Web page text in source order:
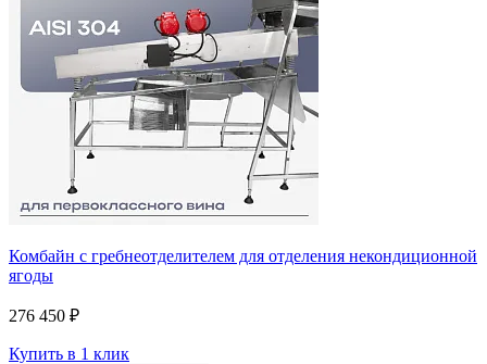
Комбайн с гребнеотделителем для отделения некондиционной
ягоды
276 450 ₽
Купить в 1 клик